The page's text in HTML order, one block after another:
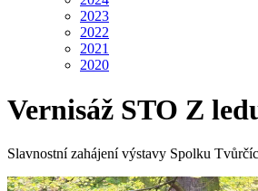
2023
2022
2021
2020
Vernisáž STO Z
Slavnostní zahájení výstavy Spolku